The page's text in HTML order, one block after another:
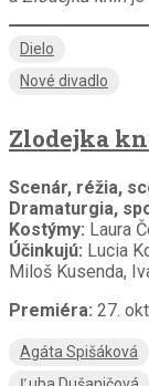
Dielo
Nové divadlo
Zlodejka
Scenár, réžia,
Dramaturgia,
Kostýmy: Laura
Účinkujú: Lucia
Miloš Kusenda,
Premiéra: 27.
Agáta Spišáková